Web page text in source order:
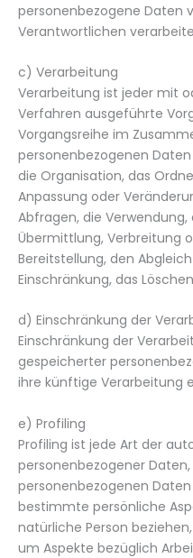
personenbezogene Daten
Verantwortlichen
c) Verarbeitung
Verarbeitung ist jeder mit
Verfahren ausgeführte
Vorgangsreihe im
personenbezogenen Daten
die Organisation, das
Anpassung oder
Abfragen, die
Übermittlung, Verbreitung
Bereitstellung, den
Einschränkung, das
d) Einschränkung der
Einschränkung der
gespeicherter
ihre künftige Verarbeitung
e) Profiling
Profiling ist jede Art der
personenbezogener
personenbezogenen
bestimmte persönliche
natürliche Person
um Aspekte bezüglich